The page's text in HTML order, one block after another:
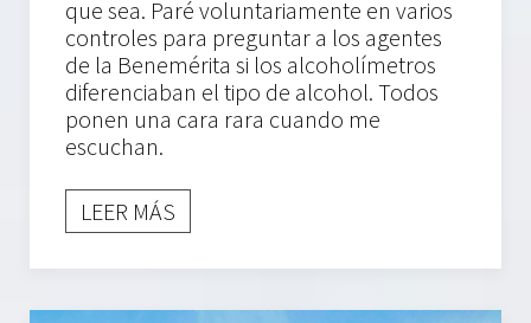
que sea. Paré voluntariamente en varios
controles para preguntar a los agentes
de la Benemérita si los alcoholímetros
diferenciaban el tipo de alcohol. Todos
ponen una cara rara cuando me
escuchan.
LEER MÁS